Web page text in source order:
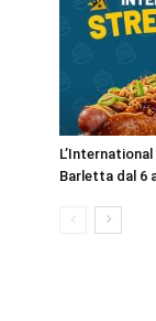
Barletta dal 6